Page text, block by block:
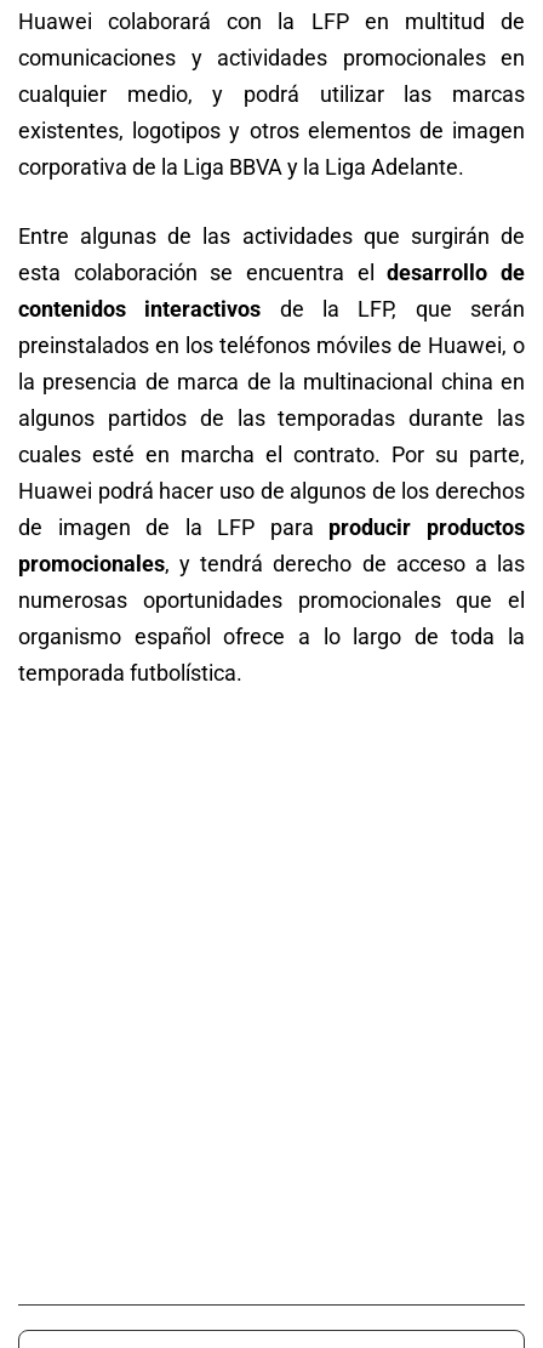
Huawei colaborará con la LFP en multitud de
comunicaciones y actividades promocionales en
cualquier medio, y podrá utilizar las marcas
existentes, logotipos y otros elementos de imagen
corporativa de la Liga BBVA y la Liga Adelante.
Entre algunas de las actividades que surgirán de
esta colaboración se encuentra eldesarrollo de
contenidos interactivos de la LFP, que serán
preinstalados en los teléfonos móviles de Huawei, o
la presencia de marca de la multinacional china en
algunos partidos de las temporadas durante las
cuales esté en marcha el contrato. Por su parte,
Huawei podrá hacer uso de algunos de los derechos
de imagen de la LFP para producir productos
promocionales, y tendrá derecho de acceso a las
numerosas oportunidades promocionales que el
organismo español ofrece a lo largo de toda la
temporada futbolística.